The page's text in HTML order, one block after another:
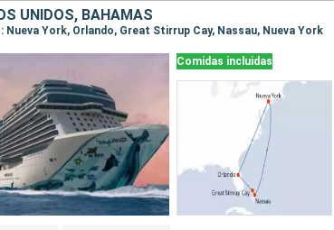
UNIDOS, BAHAMAS
Nueva York, Orlando, Great Stirrup Cay, Nassau, Nueva York
Comidas incluidas